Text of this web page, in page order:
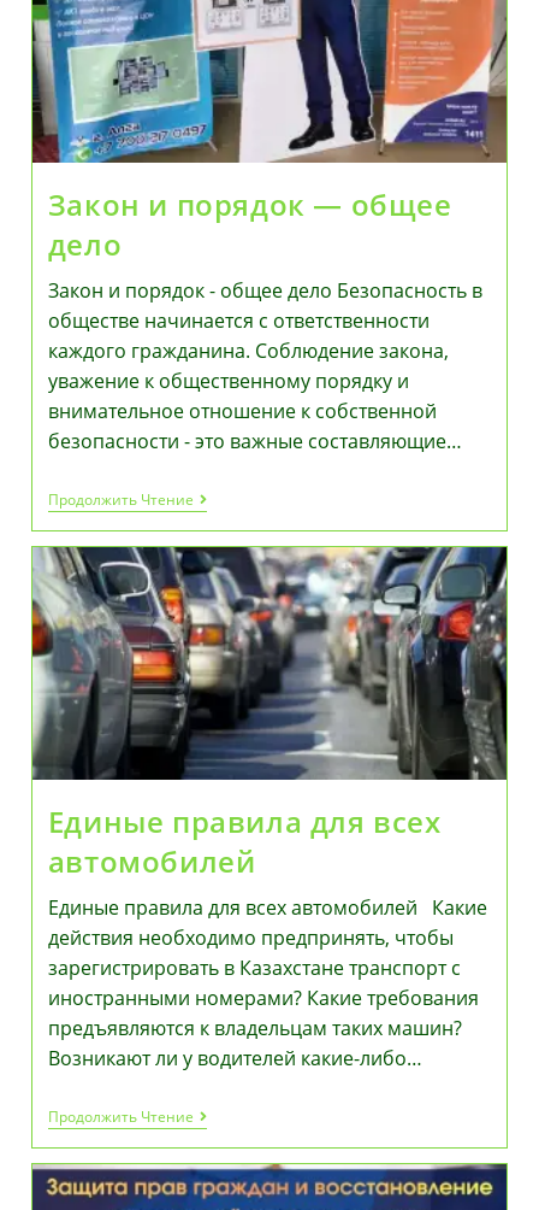
Закон и порядок — общее
дело
Закон и порядок - общее дело Безопасность в
обществе начинается с ответственности
каждого гражданина. Соблюдение закона,
уважение к общественному порядку и
внимательное отношение к собственной
безопасности - это важные составляющие…
Продолжить ЧтениеЗакон
И
Порядок
—
Общее
Дело
Единые правила для всех
автомобилей
Единые правила для всех автомобилей Какие
действия необходимо предпринять, чтобы
зарегистрировать в Казахстане транспорт с
иностранными номерами? Какие требования
предъявляются к владельцам таких машин?
Возникают ли у водителей какие-либо…
Продолжить ЧтениеЕдиные
Правила
Для
Всех
Автомобилей